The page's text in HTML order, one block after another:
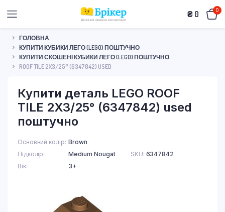
₴ 0 0
ГОЛОВНА
КУПИТИ КУБИКИ ЛЕГО (LEGO) ПОШТУЧНО
КУПИТИ СКОШЕНІ КУБИКИ ЛЕГО (LEGO) ПОШТУЧНО
ROOF TILE 2X3/25° (6347842) USED
Купити деталь LEGO ROOF
TILE 2X3/25° (6347842) used
поштучно
Основний колір Brown
Підколір
Medium Nougat
Вік
3+
SKU: 6347842